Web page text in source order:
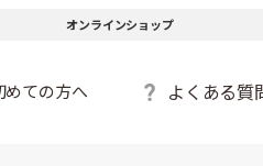
オンラインショップ
めての方へ よくある質